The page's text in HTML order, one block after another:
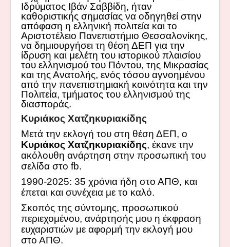
Ιδρύματος Ιβάν Σαββίδη, ήταν
καθοριστικής σημασίας να οδηγηθεί στην
απόφαση η ελληνική πολιτεία και το
Αριστοτέλειο Πανεπιστήμιο Θεσσαλονίκης,
να δημιουργήσει τη θέση ΔΕΠ για την
ίδρυση και μελέτη του ιστορικού πλαισίου
του ελληνισμού του Πόντου, της Μικρασίας
και της Ανατολής, ενός τόσου αγνοημένου
από την πανεπιστημιακή κοινότητα και την
Πολιτεία, τμήματος του ελληνισμού της
διασποράς.
Κυριάκος Χατζηκυριακίδης
Μετά την εκλογή του στη θέση ΔΕΠ, ο
Κυριάκος Χατζηκυριακίδης, έκανε την
ακόλουθη ανάρτηση στην προσωπική του
σελίδα στο fb.
1990-2025: 35 χρόνια ήδη στο ΑΠΘ, και
έπεται και συνέχεια με το καλό.
Σκοπός της σύντομης, προσωπικού
περιεχομένου, ανάρτησής μου η έκφραση
ευχαριστιών με αφορμή την εκλογή μου
στο ΑΠΘ.